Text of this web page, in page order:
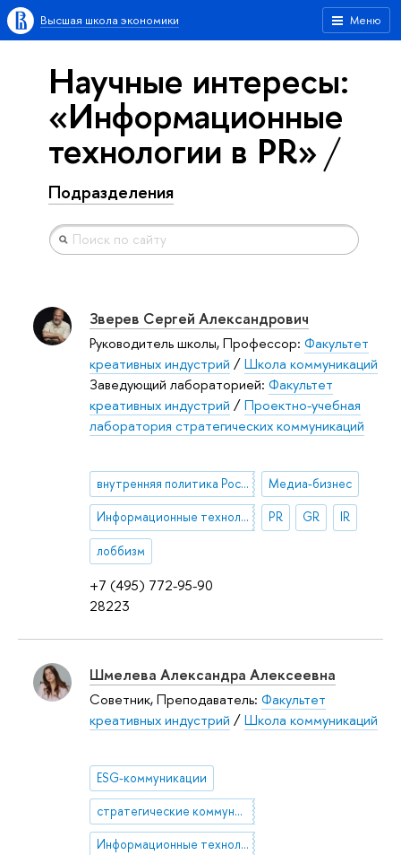
Меню
Высшая школа экономики
Научные интересы:
«Информационные
технологии в PR»
Подразделения
+7 (495) 772-95-90
28223
Зверев Сергей Александрович
Руководитель школы, Профессор: Факультет
креативных индустрий /Школа коммуникаций
Заведующий лабораторией: Факультет
креативных индустрий /Проектно-учебная
лаборатория стратегических коммуникаций
внутренняя политика России Медиа-бизнес
Информационные технологии в PR PR GR IR
лоббизм
Шмелева Александра Алексеевна
Советник, Преподаватель: Факультет
креативных индустрий /Школа коммуникаций
ESG-коммуникации
стратегические коммуникации
Информационные технологии в PR